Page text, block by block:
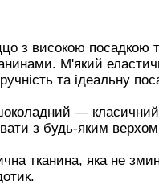
з високою посадкою
М'який
та ідеальну
— класичний
з будь-яким
тканина, яка не